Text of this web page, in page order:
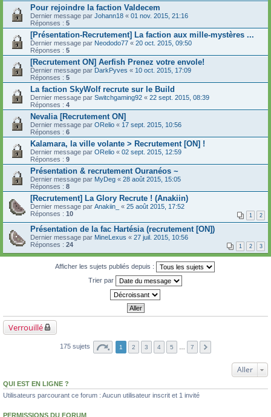
Pour rejoindre la faction Valdecem
Dernier message par Johann18 « 01 nov. 2015, 21:16
Réponses : 5
[Présentation-Recrutement] La faction aux mille-mystères ...
Dernier message par Neododo77 « 20 oct. 2015, 09:50
Réponses : 5
[Recrutement ON] Aerfish Prenez votre envole!
Dernier message par DarkPyves « 10 oct. 2015, 17:09
Réponses : 5
La faction SkyWolf recrute sur le Build
Dernier message par Switchgaming92 « 22 sept. 2015, 08:39
Réponses : 4
Nevalia [Recrutement ON]
Dernier message par ORelio « 17 sept. 2015, 10:56
Réponses : 6
Kalamara, la ville volante > Recrutement [ON] !
Dernier message par ORelio « 02 sept. 2015, 12:59
Réponses : 9
Présentation & recrutement Ouranéos ~
Dernier message par MyDeg « 28 août 2015, 15:05
Réponses : 8
[Recrutement] La Glory Recrute ! (Anakiin)
Dernier message par Anakiin_ « 25 août 2015, 17:52
Réponses : 10 1 2
Présentation de la fac Hartésia (recrutement [ON])
Dernier message par MineLexus « 27 juil. 2015, 10:56
Réponses : 24 1 2 3
Afficher les sujets publiés depuis :
Trier par
Verrouillé
175 sujets 1 2 3 4 5 7
Aller
QUI EST EN LIGNE ?
Utilisateurs parcourant ce forum : Aucun utilisateur inscrit et 1 invité
PERMISSIONS DU FORUM